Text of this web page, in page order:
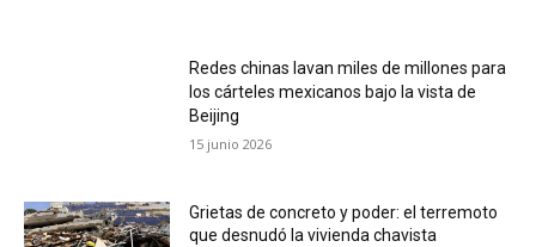
Redes chinas lavan miles de millones para
los cárteles mexicanos bajo la vista de
Beijing
15 junio 2026
Grietas de concreto y poder: el terremoto
que desnudó la vivienda chavista